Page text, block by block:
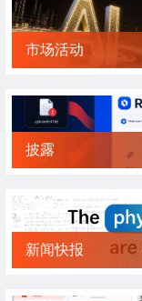
市场活动
披露
新闻快报